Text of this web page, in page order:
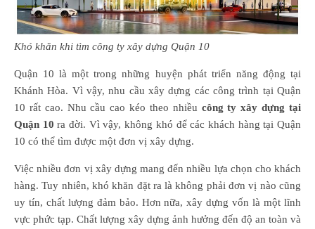
Khó khăn khi tìm công ty xây dựng Quận 10
Quận 10 là một trong những huyện phát triển năng động tại
Khánh Hòa. Vì vậy, nhu cầu xây dựng các công trình tại Quận
10 rất cao. Nhu cầu cao kéo theo nhiều công ty xây dựng tại
Quận 10 ra đời. Vì vậy, không khó để các khách hàng tại Quận
10 có thể tìm được một đơn vị xây dựng.
Việc nhiều đơn vị xây dựng mang đến nhiều lựa chọn cho khách
hàng. Tuy nhiên, khó khăn đặt ra là không phải đơn vị nào cũng
uy tín, chất lượng đảm bảo. Hơn nữa, xây dựng vốn là một lĩnh
vực phức tạp. Chất lượng xây dựng ảnh hưởng đến độ an toàn và